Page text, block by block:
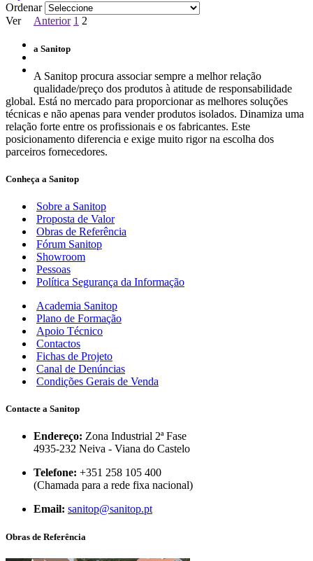
Ordenar
Ver
Anterior 1 2
a Sanitop
A Sanitop procura associar sempre a melhor relação
qualidade/preço dos produtos à atitude de responsabilidade
global. Está no mercado para proporcionar as melhores soluções
técnicas e não apenas para vender produtos isolados. Dinamiza uma
relação forte entre os profissionais e os fabricantes. Este
posicionamento diferencia e exige muito rigor na escolha dos
parceiros fornecedores.
Conheça a Sanitop
Sobre a Sanitop
Proposta de Valor
Obras de Referência
Fórum Sanitop
Showroom
Pessoas
Política Segurança da Informação
Academia Sanitop
Plano de Formação
Apoio Técnico
Contactos
Fichas de Projeto
Canal de Denúncias
Condições Gerais de Venda
Contacte a Sanitop
Endereço: Zona Industrial 2ª Fase
4935-232 Neiva - Viana do Castelo
Telefone: +351 258 105 400
(Chamada para a rede fixa nacional)
Email: sanitop@sanitop.pt
Obras de Referência